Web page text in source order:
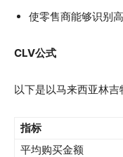
使零售商能够识别
CLV公式
以下是以马来西亚林吉
指标
平均购买金额